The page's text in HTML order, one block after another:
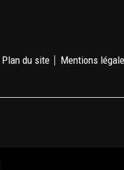
Plan du site Mentions